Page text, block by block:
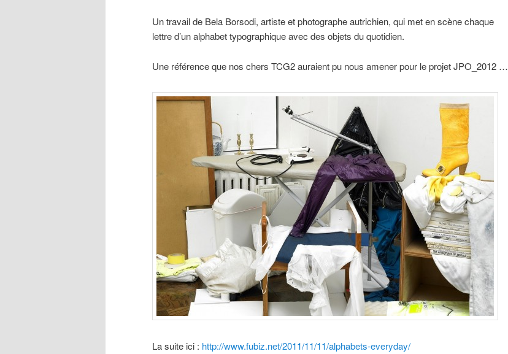
Un travail de Bela Borsodi, artiste et photographe autrichien, qui met en scène chaque
lettre d’un alphabet typographique avec des objets du quotidien.
Une référence que nos chers TCG2 auraient pu nous amener pour le projet JPO_2012 …
La suite ici : http://www.fubiz.net/2011/11/11/alphabets-everyday/